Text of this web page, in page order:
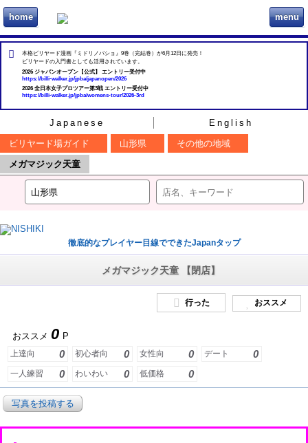
home ビリヲカ menu
本格ビリヤード漫画『ミドリノバショ』9巻（完結巻）が6月12日に発売！
ビリヤードの入門書としても活用されています。
2026 ジャパンオープン【公式】 エントリー受付中
https://billi-walker.jp/jpba/japanopen/2026
2026 全日本女子プロツアー第3戦 エントリー受付中
https://billi-walker.jp/jpba/womens-tour/2026-3rd
Japanese
English
ビリヤード場ガイド
山形県
その他の地域
メガマジック天童
徹底的なプレイヤー目線でできたJapanタップ
メガマジック天童 【閉店】
行った おススメ
おススメ 0 P
上達向 0 初心者向 0 女性向 0 デート 0
一人練習 0 わいわい 0 低価格 0
写真を投稿する